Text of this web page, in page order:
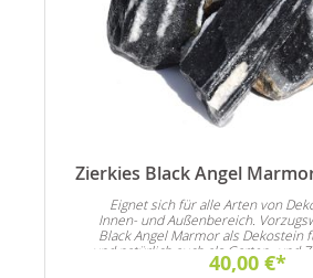
Zierkies Black Angel
Eignet sich für alle Arten von
Innen- und Außenbereich.
Black Angel Marmor als Dekostein
und natürlich auch als Garten- und
Dekoration verwendet
40,00 €